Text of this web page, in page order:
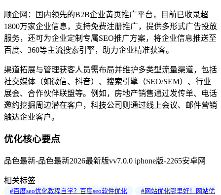
顺企网：国内领先的B2B企业黄页推广平台，目前已收录超
1800万家企业信息，支持免费注册推广，提供多形式广告投放
服务，还可为企业定制专属SEO推广方案，将企业信息推送至
百度、360等主流搜索引擎，助力企业精准获客。
渠道拓展与管理获客人员需布局并维护多类型流量渠道，包括
社交媒体（如微信、抖音）、搜索引擎（SEO/SEM）、行业
展会、合作伙伴联盟等。例如，房地产销售通过发传单、电话
邀约挖掘周边潜在客户，科技公司则通过线上会议、邮件营销
触达企业客户。
优化核心要点
品色最新-品色最新2026最新版vv7.0.0 iphone版-2265安卓网
相关标签
#百度seo优化教程自学？百度seo软件优化
#网站优化哪里好！网站优